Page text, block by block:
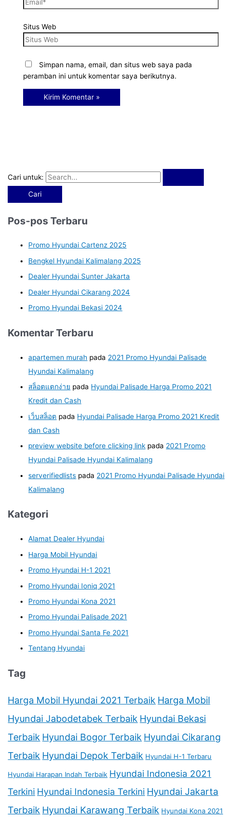
Cari untuk:
Pos-pos Terbaru
Promo Hyundai Cartenz 2025
Bengkel Hyundai Kalimalang 2025
Dealer Hyundai Sunter Jakarta
Dealer Hyundai Cikarang 2024
Promo Hyundai Bekasi 2024
Komentar Terbaru
apartemen murah pada 2021 Promo Hyundai Palisade
Hyundai Kalimalang
สล็อตแตกง่าย pada Hyundai Palisade Harga Promo 2021
Kredit dan Cash
เว็บสล็อต pada Hyundai Palisade Harga Promo 2021 Kredit
dan Cash
preview website before clicking link pada 2021 Promo
Hyundai Palisade Hyundai Kalimalang
serverifiedlists pada 2021 Promo Hyundai Palisade Hyundai
Kalimalang
Kategori
Alamat Dealer Hyundai
Harga Mobil Hyundai
Promo Hyundai H-1 2021
Promo Hyundai Ioniq 2021
Promo Hyundai Kona 2021
Promo Hyundai Palisade 2021
Promo Hyundai Santa Fe 2021
Tentang Hyundai
Tag
Harga Mobil Hyundai 2021 Terbaik Harga Mobil
Hyundai Jabodetabek Terbaik Hyundai Bekasi
Terbaik Hyundai Bogor Terbaik Hyundai Cikarang
Terbaik Hyundai Depok Terbaik Hyundai H-1 Terbaru
Hyundai Harapan Indah Terbaik Hyundai Indonesia 2021
Terkini Hyundai Indonesia Terkini Hyundai Jakarta
Terbaik Hyundai Karawang Terbaik Hyundai Kona 2021
Situs Web
Simpan nama, email, dan situs web saya pada
peramban ini untuk komentar saya berikutnya.